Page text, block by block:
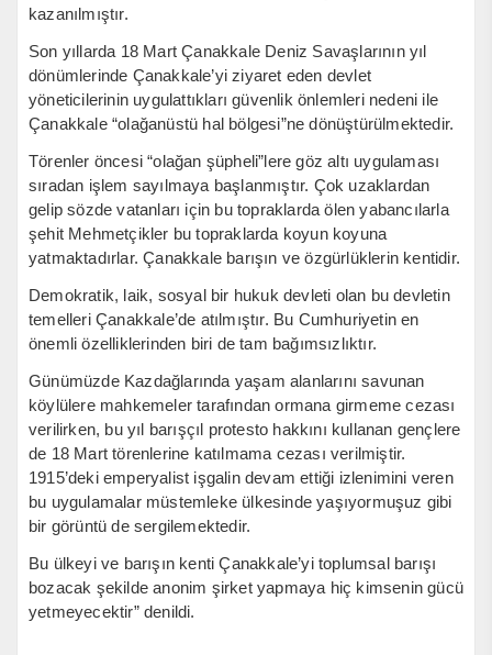
kazanılmıştır.
Son yıllarda 18 Mart Çanakkale Deniz Savaşlarının yıl
dönümlerinde Çanakkale’yi ziyaret eden devlet
yöneticilerinin uygulattıkları güvenlik önlemleri nedeni ile
Çanakkale “olağanüstü hal bölgesi”ne dönüştürülmektedir.
Törenler öncesi “olağan şüpheli”lere göz altı uygulaması
sıradan işlem sayılmaya başlanmıştır. Çok uzaklardan
gelip sözde vatanları için bu topraklarda ölen yabancılarla
şehit Mehmetçikler bu topraklarda koyun koyuna
yatmaktadırlar. Çanakkale barışın ve özgürlüklerin kentidir.
Demokratik, laik, sosyal bir hukuk devleti olan bu devletin
temelleri Çanakkale’de atılmıştır. Bu Cumhuriyetin en
önemli özelliklerinden biri de tam bağımsızlıktır.
Günümüzde Kazdağlarında yaşam alanlarını savunan
köylülere mahkemeler tarafından ormana girmeme cezası
verilirken, bu yıl barışçıl protesto hakkını kullanan gençlere
de 18 Mart törenlerine katılmama cezası verilmiştir.
1915’deki emperyalist işgalin devam ettiği izlenimini veren
bu uygulamalar müstemleke ülkesinde yaşıyormuşuz gibi
bir görüntü de sergilemektedir.
Bu ülkeyi ve barışın kenti Çanakkale’yi toplumsal barışı
bozacak şekilde anonim şirket yapmaya hiç kimsenin gücü
yetmeyecektir” denildi.